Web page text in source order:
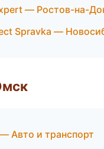
— Ростов-на-
Spravka —
Авто и транспорт